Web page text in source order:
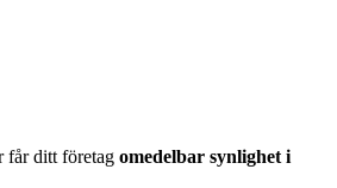
får ditt företag omedelbar synlighet i